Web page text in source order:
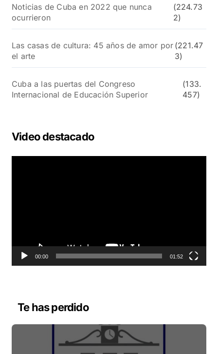
Noticias de Cuba en 2022 que nunca
ocurrieron
(224.73
2)
Las casas de cultura: 45 años de amor por
el arte
(221.47
3)
Cuba a las puertas del Congreso
Internacional de Educación Superior
(133.
457)
Video destacado
t
r
d
00:00 01:52
Te has perdido